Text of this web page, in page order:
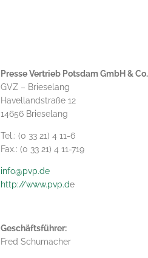
Presse Vertrieb Potsdam GmbH & Co.
GVZ – Brieselang
Havellandstraße 12
14656 Brieselang
Tel.: (0 33 21) 4 11-6
Fax.: (0 33 21) 4 11-719
info@pvp.de
http://www.pvp.de
Geschäftsführer:
Fred Schumacher